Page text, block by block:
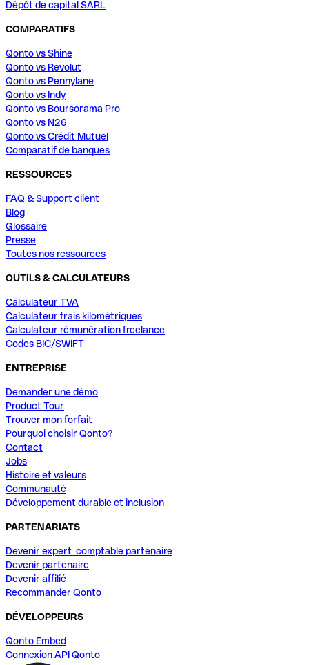
Dépôt de capital SARL
COMPARATIFS
Qonto vs Shine
Qonto vs Revolut
Qonto vs Pennylane
Qonto vs Indy
Qonto vs Boursorama Pro
Qonto vs N26
Qonto vs Crédit Mutuel
Comparatif de banques
RESSOURCES
FAQ & Support client
Blog
Glossaire
Presse
Toutes nos ressources
OUTILS & CALCULATEURS
Calculateur TVA
Calculateur frais kilométriques
Calculateur rémunération freelance
Codes BIC/SWIFT
ENTREPRISE
Demander une démo
Product Tour
Trouver mon forfait
Pourquoi choisir Qonto?
Contact
Jobs
Histoire et valeurs
Communauté
Développement durable et inclusion
PARTENARIATS
Devenir expert-comptable partenaire
Devenir partenaire
Devenir affilié
Recommander Qonto
DÉVELOPPEURS
Qonto Embed
Connexion API Qonto